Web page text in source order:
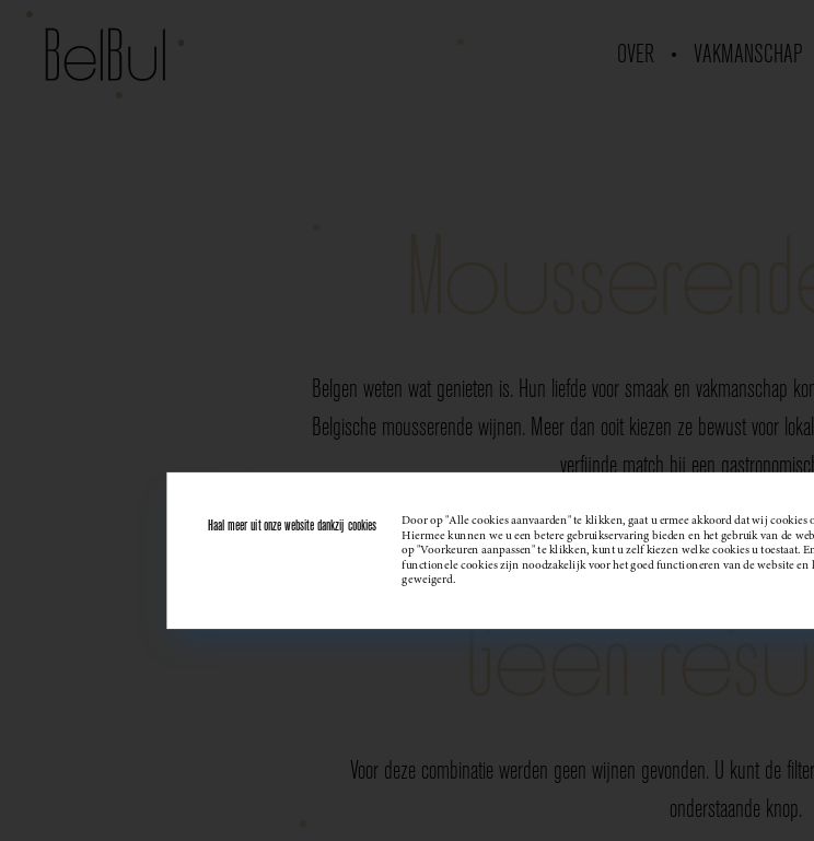
OVER VAKMANSCHAP
Belgen weten wat genieten is. Hun liefde voor smaak en vakmanschap
Belgische mousserende wijnen. Meer dan ooit kiezen ze bewust voor
verfijnde match bij een
Geen
Voor deze combinatie werden geen wijnen gevonden. U kunt de
onderstaande knop.
Haal meer uit onze website dankzij cookies Door op "Alle cookies aanvaarden" te klikken, gaat u ermee akkoord dat wij cookies
Hiermee kunnen we u een betere gebruikservaring bieden en het gebruik van de
op "Voorkeuren aanpassen" te klikken, kunt u zelf kiezen welke cookies u toestaat.
functionele cookies zijn noodzakelijk voor het goed functioneren van de website
geweigerd.